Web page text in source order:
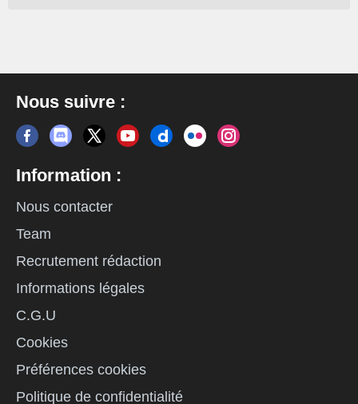
Nous suivre :
Information :
Nous contacter
Team
Recrutement rédaction
Informations légales
C.G.U
Cookies
Préférences cookies
Politique de confidentialité